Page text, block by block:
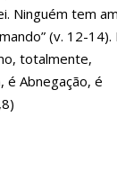
Ninguém tem
(v. 12-14).
totalmente,
é Abnegação, é